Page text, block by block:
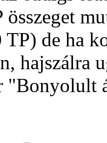
összeget
de ha
hajszálra